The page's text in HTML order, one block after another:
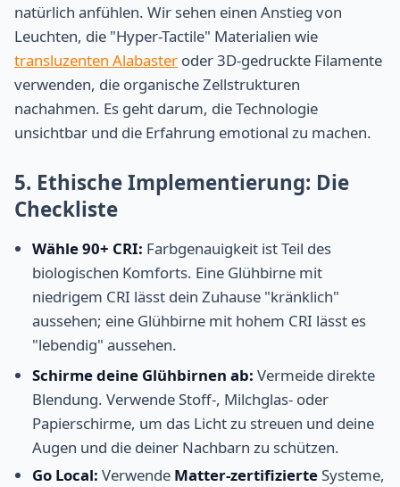
natürlich anfühlen. Wir sehen einen Anstieg von
Leuchten, die "Hyper-Tactile" Materialien wie
transluzenten Alabaster oder 3D-gedruckte Filamente
verwenden, die organische Zellstrukturen
nachahmen. Es geht darum, die Technologie
unsichtbar und die Erfahrung emotional zu machen.
5. Ethische Implementierung: Die
Checkliste
Wähle 90+ CRI: Farbgenauigkeit ist Teil des
biologischen Komforts. Eine Glühbirne mit
niedrigem CRI lässt dein Zuhause "kränklich"
aussehen; eine Glühbirne mit hohem CRI lässt es
"lebendig" aussehen.
Schirme deine Glühbirnen ab: Vermeide direkte
Blendung. Verwende Stoff-, Milchglas- oder
Papierschirme, um das Licht zu streuen und deine
Augen und die deiner Nachbarn zu schützen.
Go Local: Verwende Matter-zertifizierteSysteme,